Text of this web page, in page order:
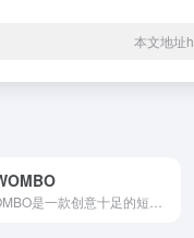
本文地址